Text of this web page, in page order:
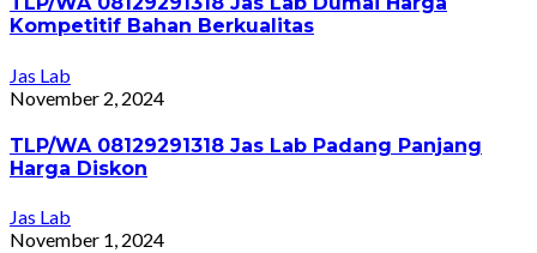
Kompetitif Bahan Berkualitas
Jas Lab
November 2, 2024
TLP/WA 08129291318 Jas Lab Padang Panjang
Harga Diskon
Jas Lab
November 1, 2024